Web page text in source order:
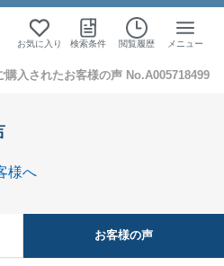
お気に入り 検索条件 閲覧履歴 メニュー
入されたお客様の声 No.A005718499
様へ
お客様の声